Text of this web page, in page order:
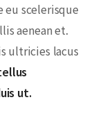
scelerisque
aenean et.
ultricies lacus
ut.